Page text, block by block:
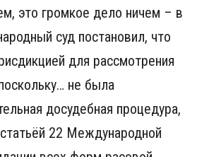
это громкое дело ничем – в
суд постановил, что
для рассмотрения
не была
досудебная процедура,
22 Международной